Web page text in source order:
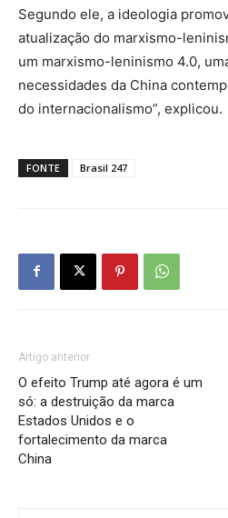
Segundo ele, a ideologia
atualização do marxismo-
um marxismo-leninismo 4.0,
necessidades da China
do internacionalismo”, explicou.
FONTE Brasil 247
Artigo anterior
O efeito Trump até agora é um
só: a destruição da marca
Estados Unidos e o
fortalecimento da marca
China